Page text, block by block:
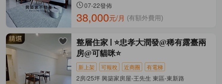
07-22發佈
38,000元/月 (有額外費用)
整層住家
⭐️忠孝大潤發@稀有露臺兩
房@可貓咪⭐️
新上架 可報稅 近商圈 有電梯
2房/25坪 興築家房屋-王先生 東區-東新路